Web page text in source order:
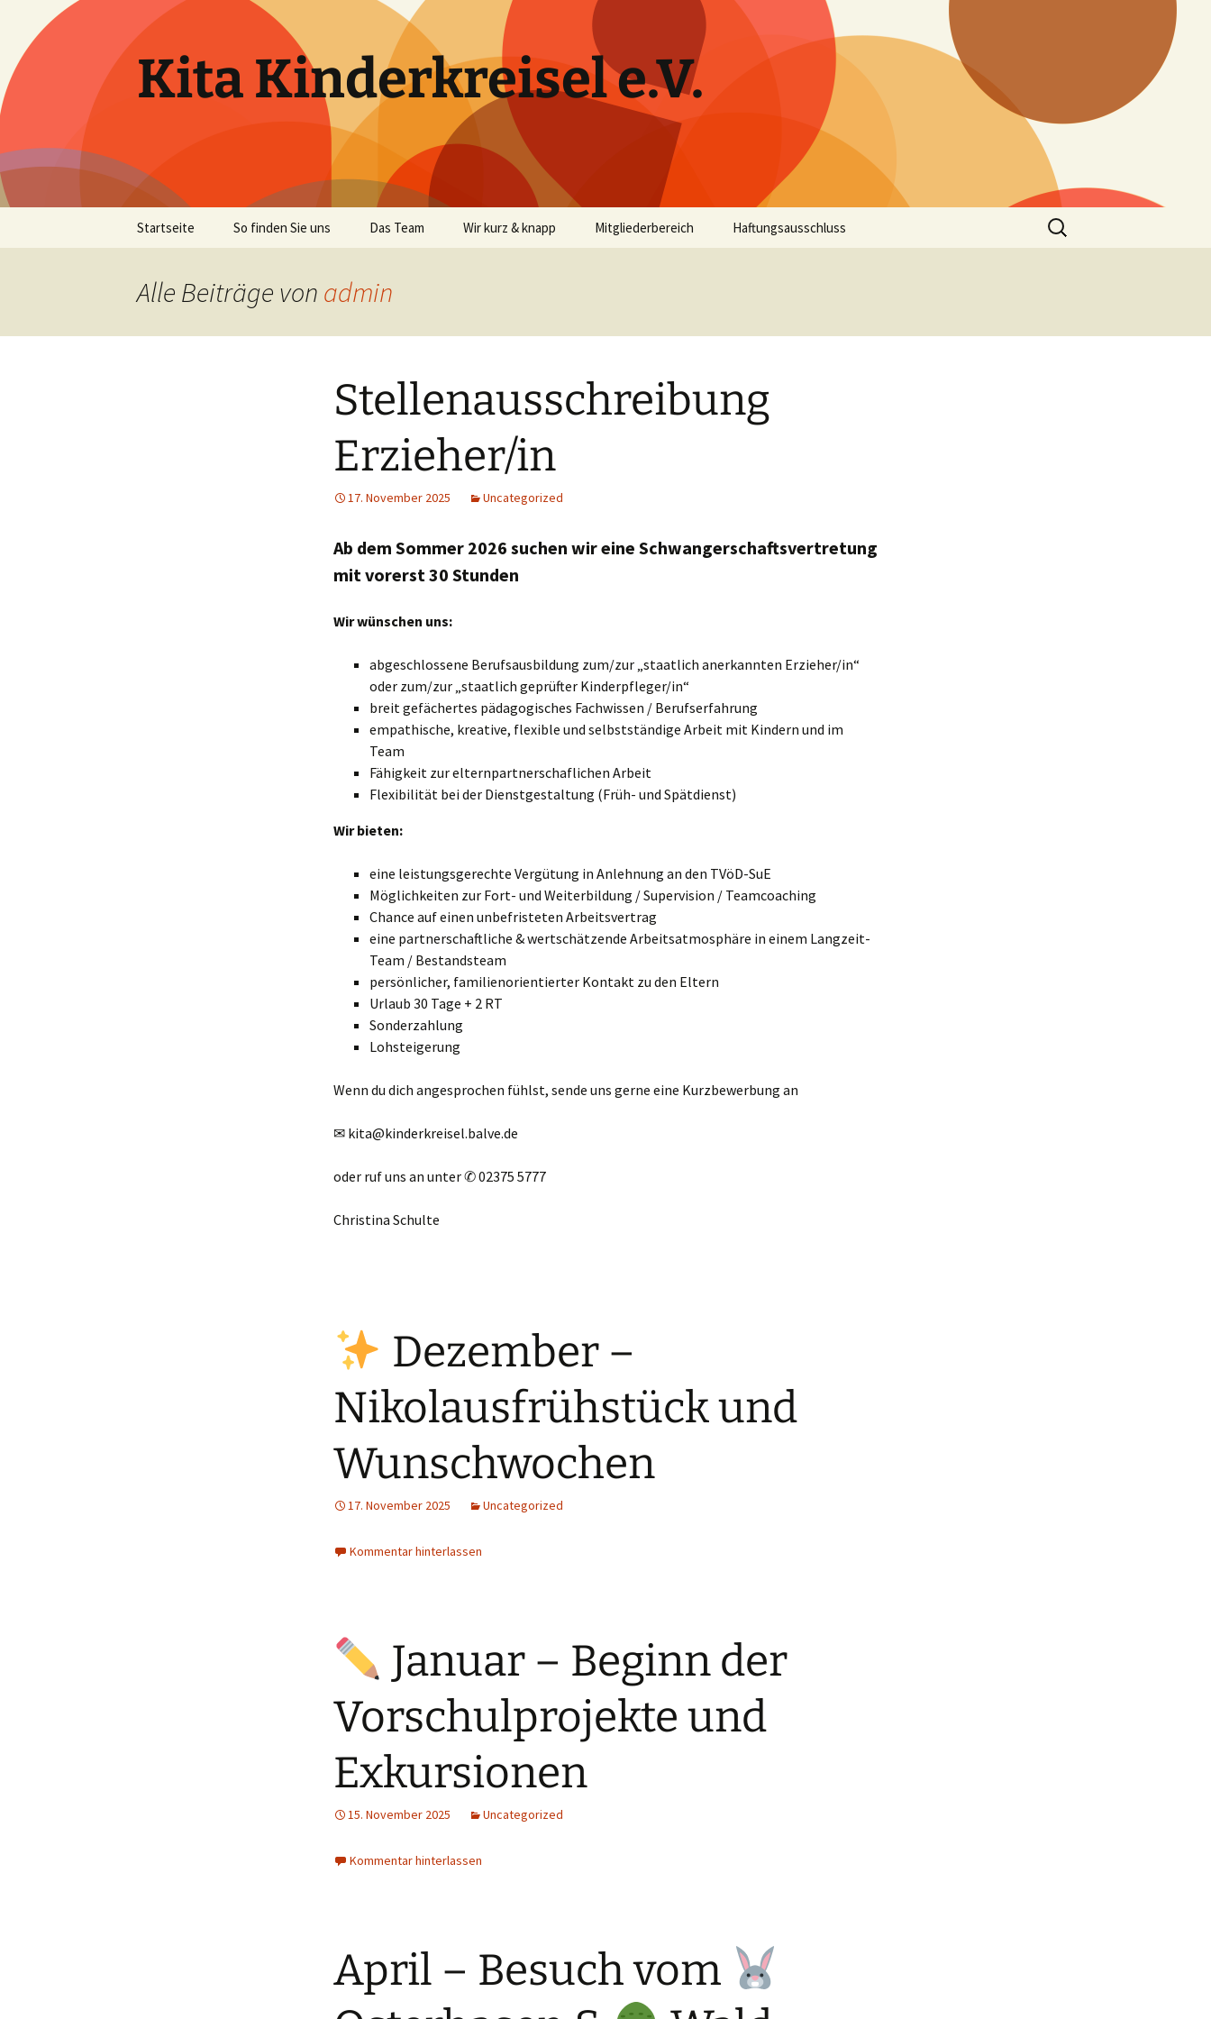
Inhalt
springen
Kita Kinderkreisel e.V.
Startseite So finden Sie uns Das Team Wir kurz & knapp Mitgliederbereich Haftungsausschluss
Suchen
nach:
Alle Beiträge von admin
Stellenausschreibung
Erzieher/in
17. November 2025 Uncategorized
Ab dem Sommer 2026 suchen wir eine Schwangerschaftsvertretung
mit vorerst 30 Stunden
Wir wünschen uns:
abgeschlossene Berufsausbildung zum/zur „staatlich anerkannten Erzieher/in“
oder zum/zur „staatlich geprüfter Kinderpfleger/in“
breit gefächertes pädagogisches Fachwissen / Berufserfahrung
empathische, kreative, flexible und selbstständige Arbeit mit Kindern und im
Team
Fähigkeit zur elternpartnerschaflichen Arbeit
Flexibilität bei der Dienstgestaltung (Früh- und Spätdienst)
Wir bieten:
eine leistungsgerechte Vergütung in Anlehnung an den TVöD-SuE
Möglichkeiten zur Fort- und Weiterbildung / Supervision / Teamcoaching
Chance auf einen unbefristeten Arbeitsvertrag
eine partnerschaftliche & wertschätzende Arbeitsatmosphäre in einem Langzeit-
Team / Bestandsteam
persönlicher, familienorientierter Kontakt zu den Eltern
Urlaub 30 Tage + 2 RT
Sonderzahlung
Lohsteigerung
Wenn du dich angesprochen fühlst, sende uns gerne eine Kurzbewerbung an
✉ kita@kinderkreisel.balve.de
oder ruf uns an unter ✆ 02375 5777
Christina Schulte
Dezember –
Nikolausfrühstück und
Wunschwochen
17. November 2025 Uncategorized
Kommentar hinterlassen
Januar – Beginn der
Vorschulprojekte und
Exkursionen
15. November 2025 Uncategorized
Kommentar hinterlassen
April – Besuch vom